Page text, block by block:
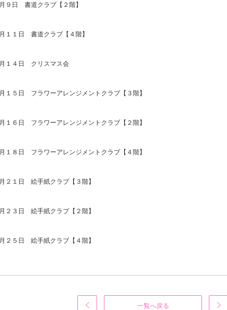
９日 書道クラブ【２階】
１１日 書道クラブ【４階】
１４日 クリスマス会
１５日 フラワーアレンジメントクラブ【３階】
１６日 フラワーアレンジメントクラブ【２階】
１８日 フラワーアレンジメントクラブ【４階】
２１日 絵手紙クラブ【３階】
２３日 絵手紙クラブ【２階】
２５日 絵手紙クラブ【４階】
一覧へ戻る